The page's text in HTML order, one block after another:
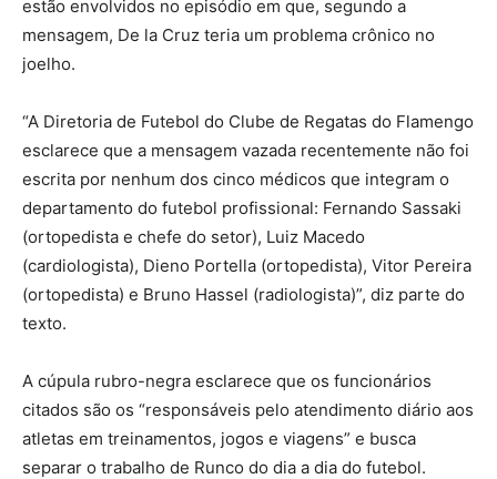
estão envolvidos no episódio em que, segundo a
mensagem, De la Cruz teria um problema crônico no
joelho.
“A Diretoria de Futebol do Clube de Regatas do Flamengo
esclarece que a mensagem vazada recentemente não foi
escrita por nenhum dos cinco médicos que integram o
departamento do futebol profissional: Fernando Sassaki
(ortopedista e chefe do setor), Luiz Macedo
(cardiologista), Dieno Portella (ortopedista), Vitor Pereira
(ortopedista) e Bruno Hassel (radiologista)”, diz parte do
texto.
A cúpula rubro-negra esclarece que os funcionários
citados são os “responsáveis pelo atendimento diário aos
atletas em treinamentos, jogos e viagens” e busca
separar o trabalho de Runco do dia a dia do futebol.